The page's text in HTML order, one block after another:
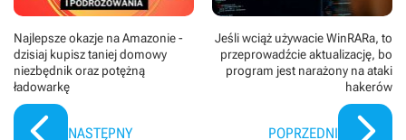
Najlepsze okazje na Amazonie -
dzisiaj kupisz taniej domowy
niezbędnik oraz potężną
ładowarkę
NASTĘPNY
Jeśli wciąż używacie WinRARa, to
przeprowadźcie aktualizację, bo
program jest narażony na ataki
hakerów
POPRZEDNI